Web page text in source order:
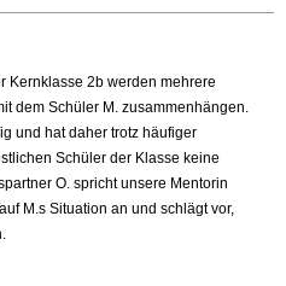
Kernklasse 2b werden mehrere
dem Schüler M. zusammenhängen.
und hat daher trotz häufiger
Schüler der Klasse keine
O. spricht unsere Mentorin
M.s Situation an und schlägt vor,